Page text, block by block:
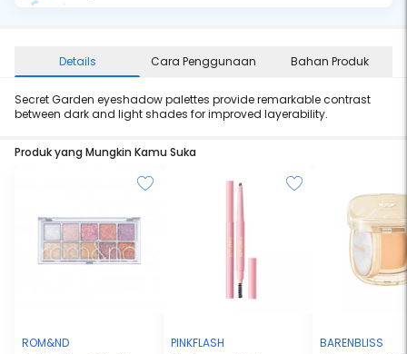
Details Cara Penggunaan Bahan Produk
Secret Garden eyeshadow palettes provide remarkable contrast
between dark and light shades for improved layerability.
Produk yang Mungkin Kamu Suka
ROM&ND
PINKFLASH
BARENBLISS